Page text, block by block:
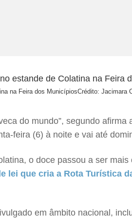
na Feira dos MunicípiosCrédito: Jacimara
do mundo”, segundo afirma
feira (6) à noite e vai até
o doce passou a ser mais
lei que cria a Rota Turística
em âmbito nacional,